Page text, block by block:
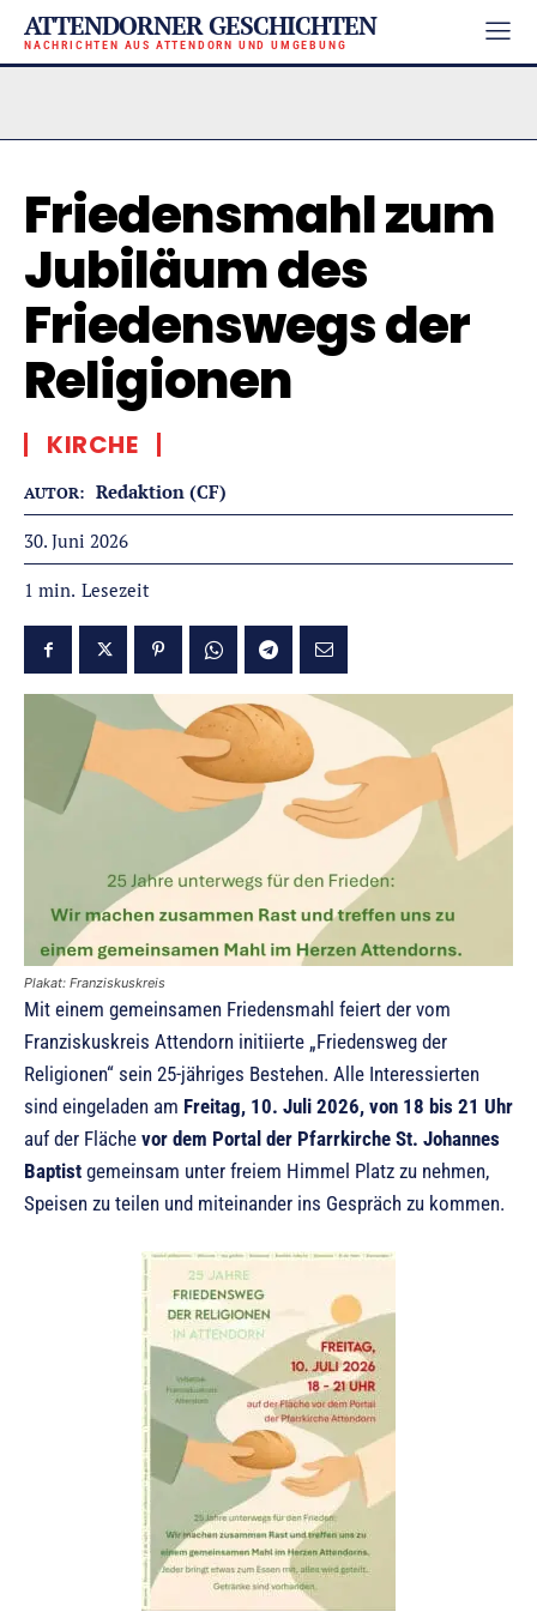
ATTENDORNER GESCHICHTEN
NACHRICHTEN AUS ATTENDORN UND UMGEBUNG
Friedensmahl zum
Jubiläum des
Friedenswegs der
Religionen
KIRCHE
AUTOR: Redaktion (CF)
30. Juni 2026
1 min. Lesezeit
Plakat: Franziskuskreis
Mit einem gemeinsamen Friedensmahl feiert der vom
Franziskuskreis Attendorn initiierte „Friedensweg der
Religionen“ sein 25-jähriges Bestehen. Alle Interessierten
sind eingeladen am Freitag, 10. Juli 2026, von 18 bis 21 Uhr
auf der Fläche vor dem Portal der Pfarrkirche St. Johannes
Baptist gemeinsam unter freiem Himmel Platz zu nehmen,
Speisen zu teilen und miteinander ins Gespräch zu kommen.